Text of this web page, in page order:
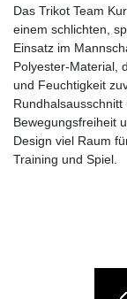
Das Trikot Team
einem schlichten,
Einsatz im
Polyester-Material,
und Feuchtigkeit
Bewegungsfreiheit
Design viel Raum
Training und Spiel.